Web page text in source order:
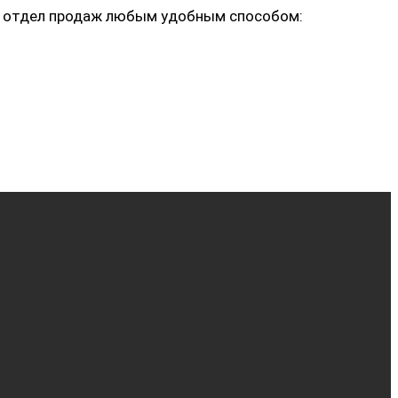
отдел продаж любым удобным способом: